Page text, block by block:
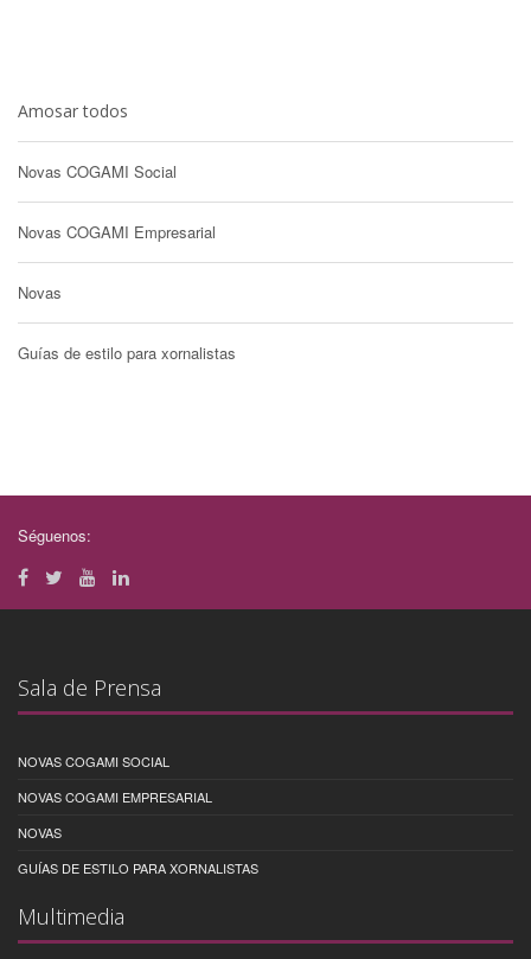
Amosar todos
Novas COGAMI Social
Novas COGAMI Empresarial
Novas
Guías de estilo para xornalistas
Séguenos:
Sala de Prensa
NOVAS COGAMI SOCIAL
NOVAS COGAMI EMPRESARIAL
NOVAS
GUÍAS DE ESTILO PARA XORNALISTAS
Multimedia